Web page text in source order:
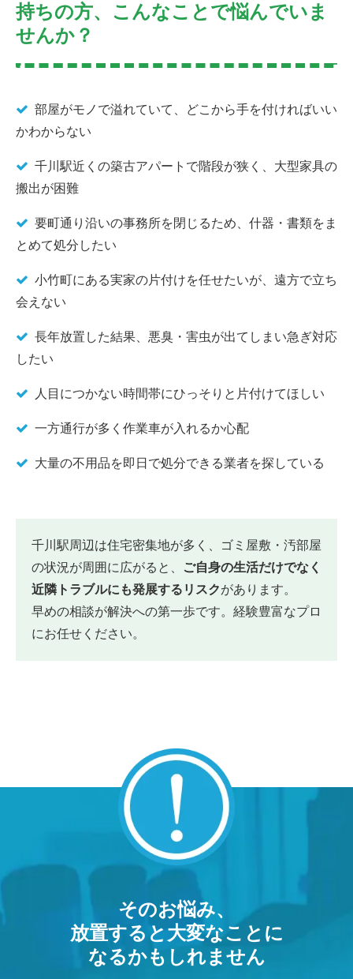
持ちの方、こんなことで悩んでいま
せんか？
部屋がモノで溢れていて、どこから手を付ければいい
かわからない
千川駅近くの築古アパートで階段が狭く、大型家具の
搬出が困難
要町通り沿いの事務所を閉じるため、什器・書類をま
とめて処分したい
小竹町にある実家の片付けを任せたいが、遠方で立ち
会えない
長年放置した結果、悪臭・害虫が出てしまい急ぎ対応
したい
人目につかない時間帯にひっそりと片付けてほしい
一方通行が多く作業車が入れるか心配
大量の不用品を即日で処分できる業者を探している
千川駅周辺は住宅密集地が多く、ゴミ屋敷・汚部屋
の状況が周囲に広がると、
ご自身の生活だけでなく
近隣トラブルにも発展するリスクがあります。
早めの相談が解決への第一歩です。経験豊富なプロ
にお任せください。
そのお悩み、
放置すると大変なことに
なるかもしれません